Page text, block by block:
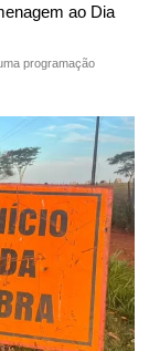
ao Dia
programação